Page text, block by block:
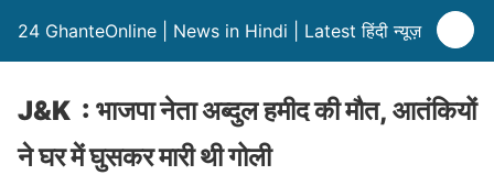
24 GhanteOnline | News in Hindi | Latest हिंदी न्यूज़
J&K : भाजपा नेता अब्दुल हमीद की मौत, आतंकियों
ने घर में घुसकर मारी थी गोली